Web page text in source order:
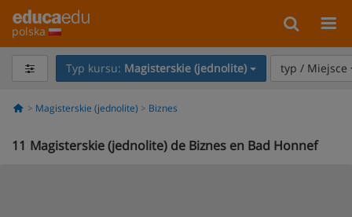
polska
Typ kursu: Magisterskie (jednolite) typ / Miejsce
Magisterskie (jednolite) Biznes
11 Magisterskie (jednolite) de Biznes en Bad Honnef